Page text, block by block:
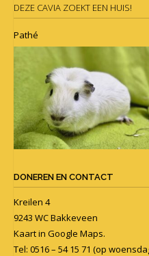
DEZE CAVIA ZOEKT EEN HUIS!
Pathé
DONEREN EN CONTACT
Kreilen 4
9243 WC Bakkeveen
Kaart in Google Maps.
Tel: 0516 – 54 15 71 (op